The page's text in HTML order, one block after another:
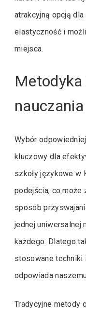
atrakcyjną opcją
elastyczność i
miejsca.
nauczania
Wybór
kluczowy dla
szkoły językowe w
podejścia, co może
sposób
jednej uniwersalnej
każdego. Dlatego
stosowane techniki
odpowiada
Tradycyjne metody